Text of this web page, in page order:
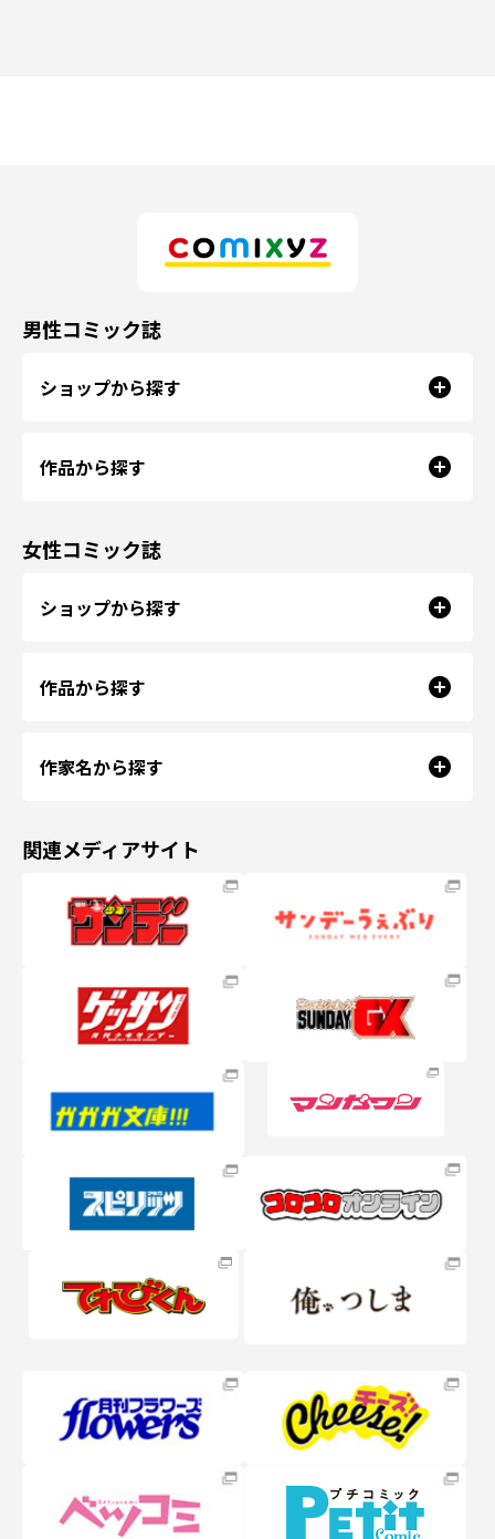
男性コミック誌
ショップから探す
作品から探す
女性コミック誌
ショップから探す
作品から探す
作家名から探す
関連メディアサイト